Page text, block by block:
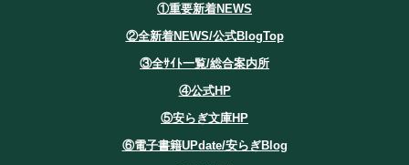
①重要新着NEWS
②全新着NEWS/公式BlogTop
③全ｻｲﾄ一覧/総合案内所
④公式HP
⑤安らぎ文庫HP
⑥電子書籍UPdate/安らぎBlog